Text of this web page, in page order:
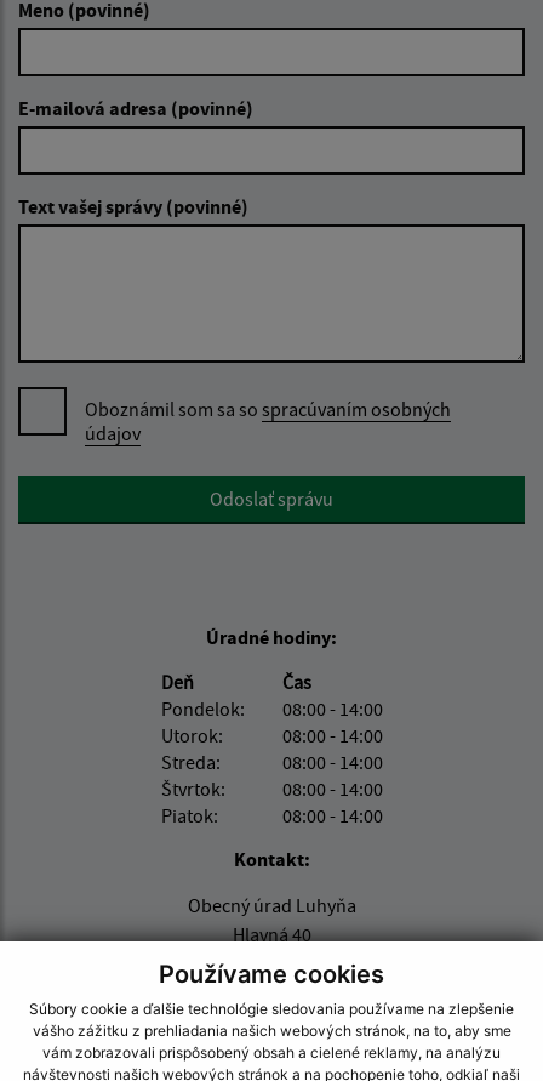
Používame cookies
Súbory cookie a ďalšie technológie sledovania používame na zlepšenie
vášho zážitku z prehliadania našich webových stránok, na to, aby sme
vám zobrazovali prispôsobený obsah a cielené reklamy, na analýzu
návštevnosti našich webových stránok a na pochopenie toho, odkiaľ naši
Meno (povinné)
E-mailová adresa (povinné)
Text vašej správy (povinné)
Oboznámil som sa so spracúvaním osobných
údajov
Google reCaptcha ResponseOdoslať správu
Úradné hodiny:
Deň
Čas
Pondelok:
08:00 - 14:00
Utorok:
08:00 - 14:00
Streda:
08:00 - 14:00
Štvrtok:
08:00 - 14:00
Piatok:
08:00 - 14:00
Kontakt:
Obecný úrad Luhyňa
Hlavná 40
076 14 Michaľany
obecluhyna@zoznam.sk
+421 56 679 32 39